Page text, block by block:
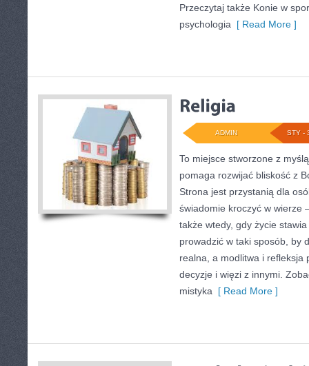
Przeczytaj także Konie w
psychologia [ Read More ]
STY -
ADMIN
To miejsce stworzone z
pomaga rozwijać bliskość z
Strona jest przystanią dla
świadomie kroczyć w wierze
także wtedy, gdy życie
prowadzić w taki sposób, by
realna, a modlitwa i refleksja
decyzje i więzi z innymi.
mistyka [ Read More ]